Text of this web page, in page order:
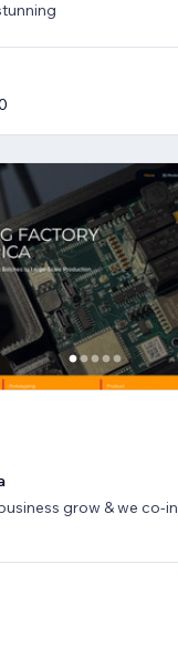
grow & we co-